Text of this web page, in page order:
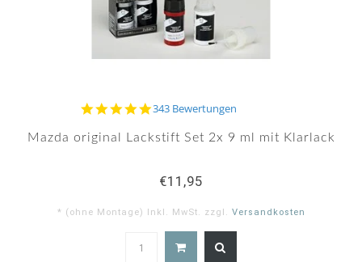
4.9
rating
343 Bewertungen
Mazda original Lackstift Set 2x 9 ml mit Klarlack
€11,95
* (ohne Montage) Inkl. MwSt. zzgl. Versandkosten